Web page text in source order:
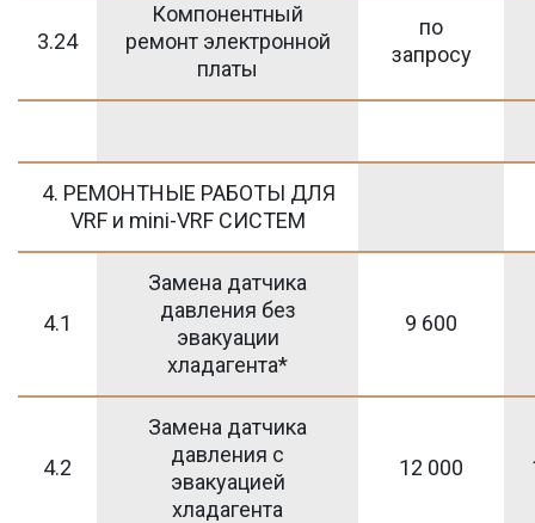
3.24
Компонентный
ремонт электронной
платы
по
запросу
4. РЕМОНТНЫЕ РАБОТЫ ДЛЯ
VRF и mini-VRF СИСТЕМ
4.1
Замена датчика
давления без
эвакуации
хладагента*
9 600
4.2
Замена датчика
давления с
эвакуацией
хладагента
12 000